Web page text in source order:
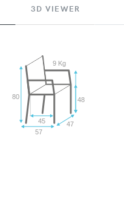
3D VIEWER
80
45
57
47
48
9 Kg